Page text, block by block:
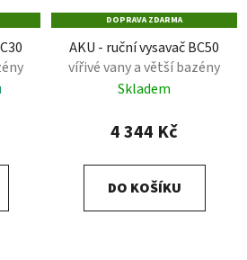
DOPRAVA ZDARMA
AKU - ruční vysavač BC50
vířivé vany a větší bazény
Skladem
4 344 Kč
DO KOŠÍKU